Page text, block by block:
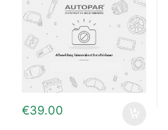
€39.00